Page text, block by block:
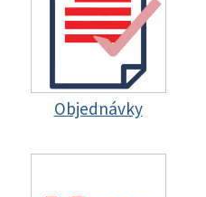
Objednávky